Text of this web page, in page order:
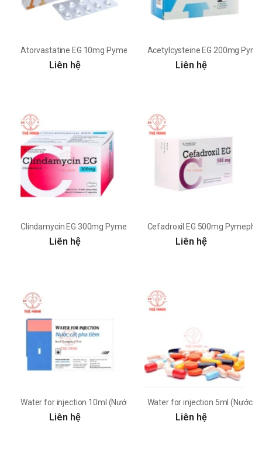
Atorvastatine EG 10mg Pymepharco - Thuốc điều trị mỡ máu cao
Liên hệ
Acetylcysteine EG 200mg
Liên hệ
Clindamycin EG 300mg Pymepharco - Thuốc điều trị nhiễm khuẩn
Liên hệ
Cefadroxil EG 500mg
Liên hệ
Water for injection 10ml (Nước cất pha tiêm) Pymepharco
Liên hệ
Water for injection 5ml (Nước
Liên hệ